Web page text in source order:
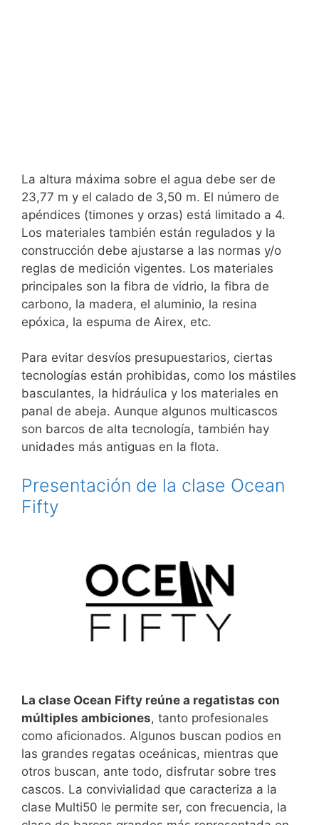
La altura máxima sobre el agua debe ser de
23,77 m y el calado de 3,50 m. El número de
apéndices (timones y orzas) está limitado a 4.
Los materiales también están regulados y la
construcción debe ajustarse a las normas y/o
reglas de medición vigentes. Los materiales
principales son la fibra de vidrio, la fibra de
carbono, la madera, el aluminio, la resina
epóxica, la espuma de Airex, etc.
Para evitar desvíos presupuestarios, ciertas
tecnologías están prohibidas, como los mástiles
basculantes, la hidráulica y los materiales en
panal de abeja. Aunque algunos multicascos
son barcos de alta tecnología, también hay
unidades más antiguas en la flota.
Presentación de la clase Ocean
Fifty
La clase Ocean Fifty reúne a regatistas con
múltiples ambiciones, tanto profesionales
como aficionados. Algunos buscan podios en
las grandes regatas oceánicas, mientras que
otros buscan, ante todo, disfrutar sobre tres
cascos. La convivialidad que caracteriza a la
clase Multi50 le permite ser, con frecuencia, la